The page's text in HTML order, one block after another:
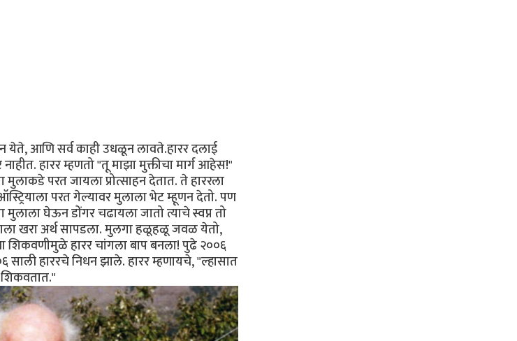
येते, आणि सर्व काही उधळून लावते.हारर दलाई
हारर म्हणतो "तू माझा मुक्तीचा मार्ग आहेस!"
परत जायला प्रोत्साहन देतात. ते हाररला
परत गेल्यावर मुलाला भेट म्हूणन देतो. पण
घेऊन डोंगर चढायला जातो त्याचे स्वप्न तो
खरा अर्थ सापडला. मुलगा हळूहळू जवळ येतो,
शिकवणीमुळे हारर चांगला बाप बनला! पुढे २००६
साली हाररचे निधन झाले. हारर म्हणायचे, "ल्हासात